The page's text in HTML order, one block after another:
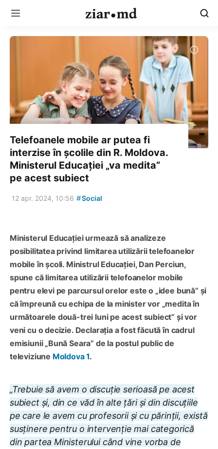
Telefoanele mobile ar putea fi
interzise în școlile din R. Moldova.
Ministerul Educației „va medita”
pe acest subiect
12 apr. 2024, 10:56 #Social
Ministerul Educației urmează să analizeze
posibilitatea privind limitarea utilizării telefoanelor
mobile în școli. Ministrul Educației, Dan Perciun,
spune că limitarea utilizării telefoanelor mobile
pentru elevi pe parcursul orelor este o „idee bună” și
că împreună cu echipa de la minister vor „medita în
următoarele două-trei luni pe acest subiect” și vor
veni cu o decizie. Declarația a fost făcută în cadrul
emisiunii „Bună Seara” de la postul public de
televiziune Moldova 1.
„Trebuie să avem o discuție serioasă pe acest
subiect și, din ce văd în alte țări și din discuțiile
pe care le avem cu profesorii și cu părinții, există
susținere pentru o intervenție mai categorică
din partea Ministerului când vine vorba de